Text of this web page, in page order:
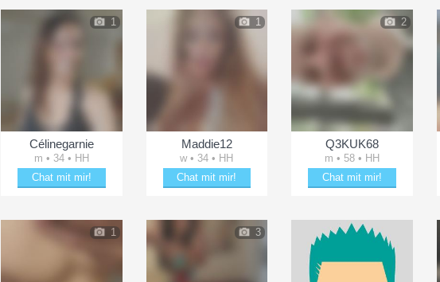
1
Célinegarnie
m • 34 • HH
Chat mit mir!
1
Maddie12
w • 34 • HH
Chat mit mir!
2
Q3KUK68
m • 58 • HH
Chat mit mir!
1 3